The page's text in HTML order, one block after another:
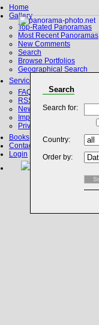
Home
Gallery
Top-Rated Panoramas
Most Recent Panoramas
New Comments
Search
Browse Portfolios
Geographical Search
Service
FAQ
RSS, Google Earth
News
Imprint
Privacy Policy
Books
Contact
Login
Search
Search for:
Country:
Order by: